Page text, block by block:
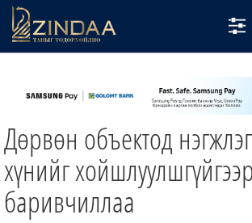
ТВ8
ӨГЛӨӨНИЙ СОНИН
АУДИО ЗОХИОЛ
ЗИНДАА СЭТГҮҮЛ
Дөрвөн объектод
хүнийг хойшлуулшгүйгээр
баривчиллаа